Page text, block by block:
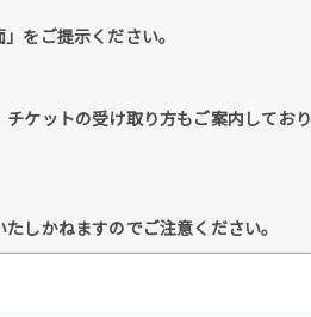
をご提示ください。
ケットの受け取り方もご案内しており
しかねますのでご注意ください。